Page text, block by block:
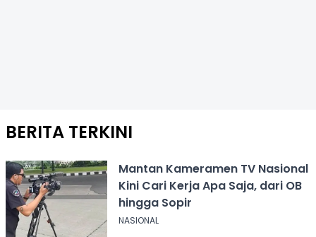
BERITA TERKINI
Mantan Kameramen TV Nasional
Kini Cari Kerja Apa Saja, dari OB
hingga Sopir
NASIONAL